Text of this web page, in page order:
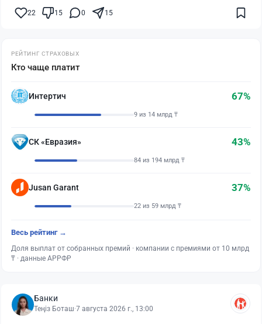
22 15 0 15
РЕЙТИНГ СТРАХОВЫХ
Кто чаще платит
Интертич 67%
9 из 14 млрд ₸
СК «Евразия» 43%
84 из 194 млрд ₸
Jusan Garant 37%
22 из 59 млрд ₸
Весь рейтинг →
Доля выплат от собранных премий · компании с премиями от 10 млрд
₸ · данные АРРФР
Банки
Теңіз Боташ·7 августа 2026 г., 13:00